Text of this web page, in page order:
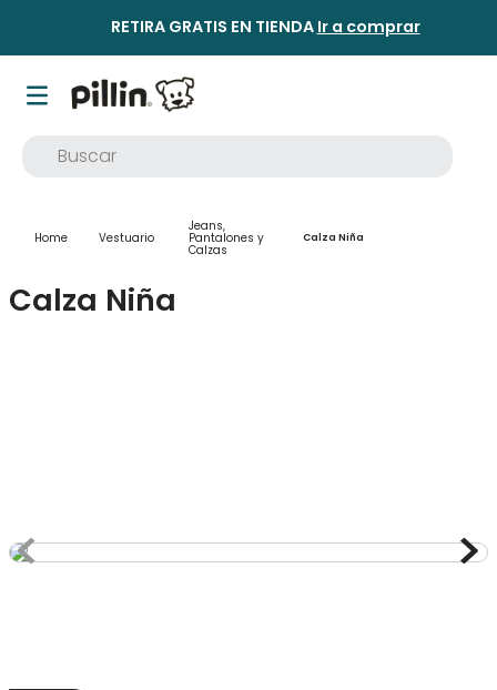
RETIRA GRATIS EN TIENDA Ir a comprar
Vestuario
Jeans,
Pantalones y
Calzas
Calza Niña
Calza Niña
1.
buzo
9.
panty